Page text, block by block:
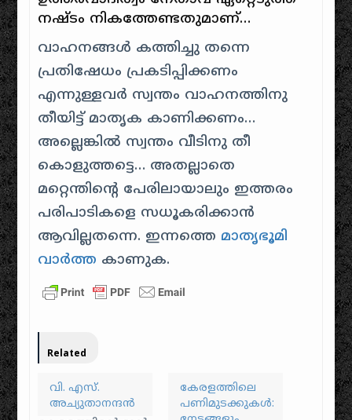
നഷ്ടം നികത്തേണ്ടതുമാണ്…
വാഹനങ്ങൾ കത്തിച്ചു തന്നെ
പ്രതിഷേധം പ്രകടിപ്പിക്കണം
എന്നുള്ളവർ സ്വന്തം വാഹനത്തിനു
തീയിട്ട് മാതൃക കാണിക്കണം…
അല്ലെങ്കിൽ സ്വന്തം വീടിനു തീ
കൊളുത്തട്ടെ… അതല്ലാതെ
മറ്റെന്തിന്റെ പേരിലായാലും ഇത്തരം
പരിപാടികളെ സധൂകരിക്കാൻ
ആവില്ലതന്നെ. ഇന്നത്തെ മാതൃഭൂമി
വാർത്ത കാണുക.
Related
വി. എസ്.
അച്യുതാനന്ദൻ
കേരളത്തിലെ
പണിമുടക്കുകൾ: